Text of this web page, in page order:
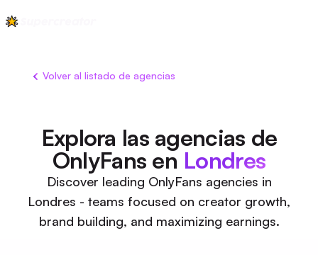
Volver al listado de agencias
Explora las agencias de
OnlyFans en Londres
Discover leading OnlyFans agencies in
Londres - teams focused on creator growth,
brand building, and maximizing earnings.